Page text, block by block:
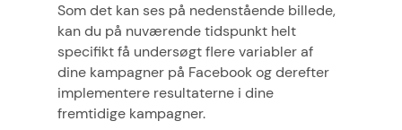
Som det kan ses på nedenstående billede,
kan du på nuværende tidspunkt helt
specifikt få undersøgt flere variabler af
dine kampagner på Facebook og derefter
implementere resultaterne i dine
fremtidige kampagner.